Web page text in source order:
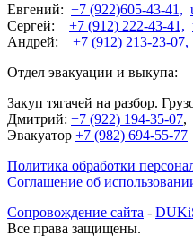
Евгений: +7 (922)605-43-41,
Сергей: +7 (912) 222-43-41,
Андрей: +7 (912) 213-23-07,
Отдел эвакуации и выкупа:
Закуп тягачей на разбор.
Дмитрий: +7 (922) 194-35-07,
Эвакуатор +7 (982) 694-55-77
Политика обработки
Соглашение об
Cопровождение сайта -
Все права защищены.